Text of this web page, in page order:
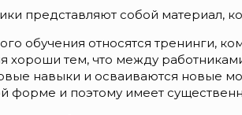
представляют собой материал,
обучения относятся тренинги,
хороши тем, что между
навыки и осваиваются новые
форме и поэтому имеет